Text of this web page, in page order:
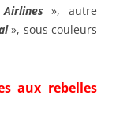
Airlines », autre
», sous couleurs
aux rebelles